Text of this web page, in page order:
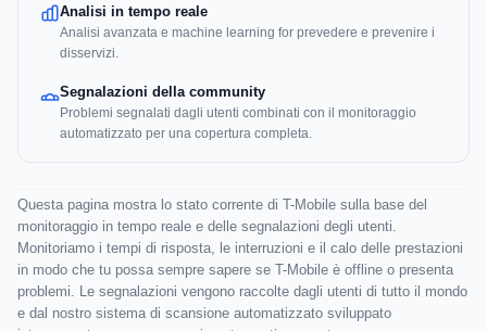
Analisi in tempo reale
Analisi avanzata e machine learning for prevedere e prevenire i
disservizi.
Segnalazioni della community
Problemi segnalati dagli utenti combinati con il monitoraggio
automatizzato per una copertura completa.
Questa pagina mostra lo stato corrente di T-Mobile sulla base del
monitoraggio in tempo reale e delle segnalazioni degli utenti.
Monitoriamo i tempi di risposta, le interruzioni e il calo delle prestazioni
in modo che tu possa sempre sapere se T-Mobile è offline o presenta
problemi. Le segnalazioni vengono raccolte dagli utenti di tutto il mondo
e dal nostro sistema di scansione automatizzato sviluppato